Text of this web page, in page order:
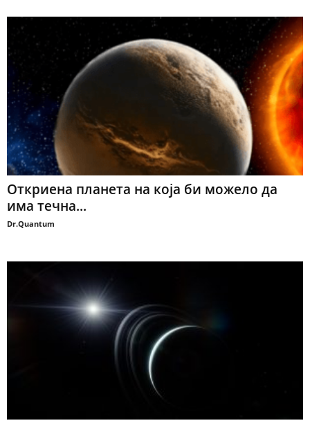
Откриена планета на која би можело да
има течна...
Dr.Quantum